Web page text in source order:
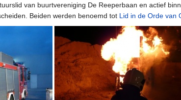
van buurtvereniging De Reeperbaan en actief
Beiden werden benoemd tot Lid in de Orde van